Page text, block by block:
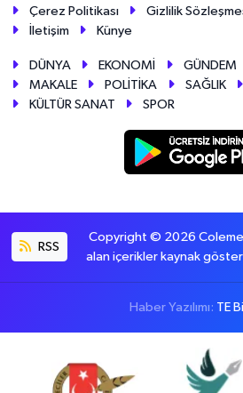
Çerez Politikası
Gizlilik
İletişim
Künye
DÜNYA EKONOMİ GÜNDEM
MAKALE
POLİTİKA SAĞLIK
KÜLTÜR SANAT
SPOR
RSS
Copyright © 2026
alan içerikler kaynak
Haber Yazılımı: TE